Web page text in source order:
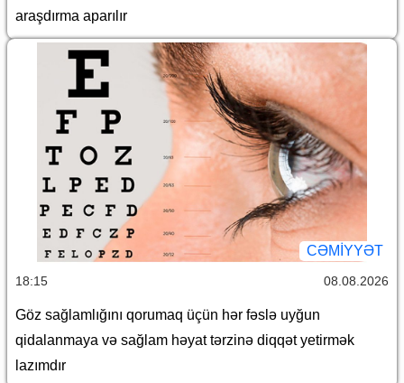
araşdırma aparılır
CƏMİYYƏT
18:15 08.08.2026
Göz sağlamlığını qorumaq üçün hər fəslə uyğun
qidalanmaya və sağlam həyat tərzinə diqqət yetirmək
lazımdır